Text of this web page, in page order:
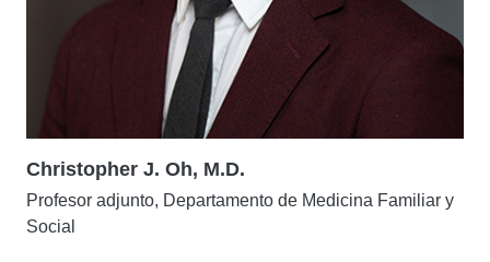
Christopher J. Oh, M.D.
Profesor adjunto, Departamento de Medicina Familiar y
Social